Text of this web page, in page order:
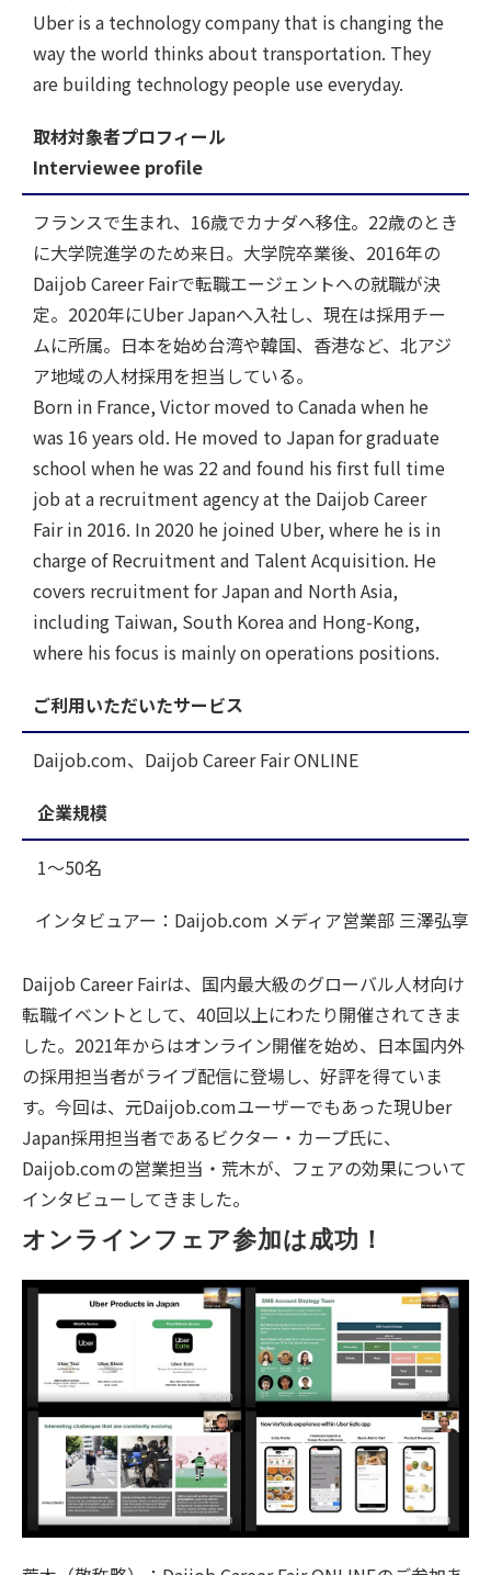
Uber is a technology company that is changing the
way the world thinks about transportation. They
are building technology people use everyday.
取材対象者プロフィール
Interviewee profile
フランスで生まれ、16歳でカナダへ移住。22歳のとき
に大学院進学のため来日。大学院卒業後、2016年の
Daijob Career Fairで転職エージェントへの就職が決
定。2020年にUber Japanへ入社し、現在は採用チー
ムに所属。日本を始め台湾や韓国、香港など、北アジ
ア地域の人材採用を担当している。
Born in France, Victor moved to Canada when he
was 16 years old. He moved to Japan for graduate
school when he was 22 and found his first full time
job at a recruitment agency at the Daijob Career
Fair in 2016. In 2020 he joined Uber, where he is in
charge of Recruitment and Talent Acquisition. He
covers recruitment for Japan and North Asia,
including Taiwan, South Korea and Hong-Kong,
where his focus is mainly on operations positions.
ご利用いただいたサービス
Daijob.com、Daijob Career Fair ONLINE
企業規模
1～50名
インタビュアー：Daijob.com メディア営業部 三澤弘享
Daijob Career Fairは、国内最大級のグローバル人材向け
転職イベントとして、40回以上にわたり開催されてきま
した。2021年からはオンライン開催を始め、日本国内外
の採用担当者がライブ配信に登場し、好評を得ていま
す。今回は、元Daijob.comユーザーでもあった現Uber
Japan採用担当者であるビクター・カープ氏に、
Daijob.comの営業担当・荒木が、フェアの効果について
インタビューしてきました。
オンラインフェア参加は成功！